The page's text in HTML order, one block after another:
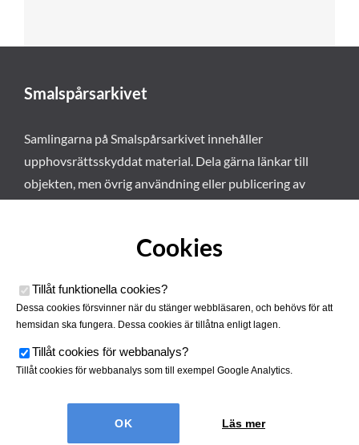
Smalspårsarkivet
Samlingarna på Smalspårsarkivet innehåller
upphovsrättsskyddat material. Dela gärna länkar till
objekten, men övrig användning eller publicering av
Smalspårsarkivet drivs av
Tjustbygdens Järnvägsförening
Cookies
Tillåt funktionella cookies?
Dessa cookies försvinner när du stänger webbläsaren, och behövs för att
hemsidan ska fungera. Dessa cookies är tillåtna enligt lagen.
Tillåt cookies för webbanalys?
Tillåt cookies för webbanalys som till exempel Google Analytics.
Läs mer